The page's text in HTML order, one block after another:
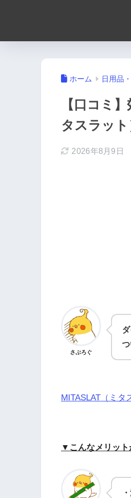
ホーム 日用品
【口コミ
タスラット
2026年8月9日
さぶろぐ
MITASLAT（ミタ
▼こんなメリット